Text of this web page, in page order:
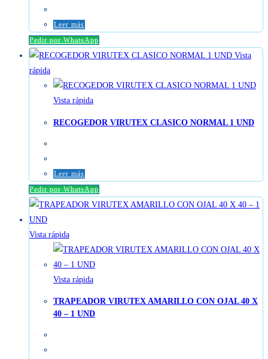
Leer más
Pedir por WhatsApp
Vista
rápida
Vista rápida
RECOGEDOR VIRUTEX CLASICO NORMAL 1 UND
Leer más
Pedir por WhatsApp
Vista rápida
Vista rápida
TRAPEADOR VIRUTEX AMARILLO CON OJAL 40 X
40 – 1 UND